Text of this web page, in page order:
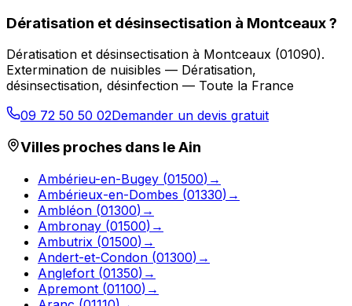
Dératisation et désinsectisation à Montceaux?
Dératisation et désinsectisation à Montceaux (01090).
Extermination de nuisibles — Dératisation,
désinsectisation, désinfection — Toute la France
09 72 50 50 02Demander un devis gratuit
Villes proches dans leAin
Ambérieu-en-Bugey (01500) →
Ambérieux-en-Dombes (01330) →
Ambléon (01300) →
Ambronay (01500) →
Ambutrix (01500) →
Andert-et-Condon (01300) →
Anglefort (01350) →
Apremont (01100) →